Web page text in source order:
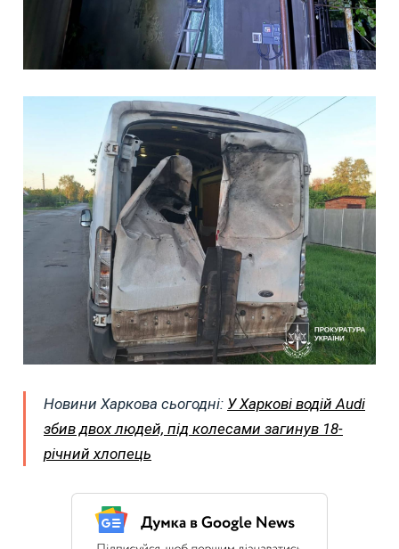
Новини Харкова сьогодні: У Харкові водій Audi
збив двох людей, під колесами загинув 18-
річний хлопець